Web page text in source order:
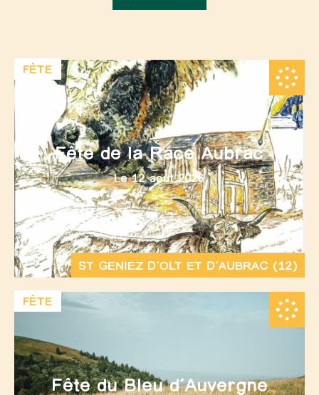
Fête de la Race Aubrac
Le 12 août 2026
FÊTE
ST GENIEZ D’OLT ET D’AUBRAC (12)
Fête du Bleu d’Auvergne
FÊTE